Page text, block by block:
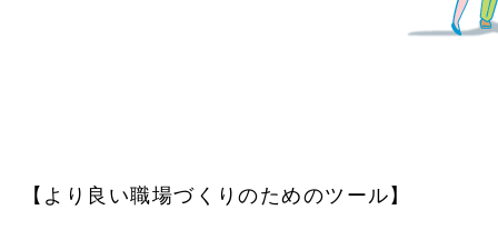
【より良い職場づくりのためのツール】